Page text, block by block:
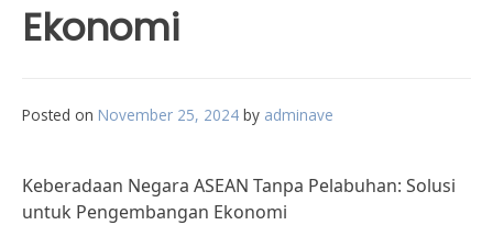
Ekonomi
Posted on November 25, 2024 by adminave
Keberadaan Negara ASEAN Tanpa Pelabuhan: Solusi
untuk Pengembangan Ekonomi